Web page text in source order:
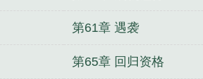
第61章 遇袭
第65章 回归资格